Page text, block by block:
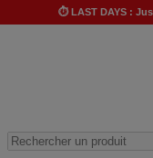
⏱️ LAST DAYS :